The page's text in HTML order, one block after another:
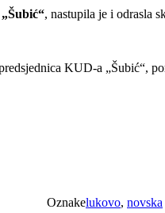
, nastupila je i odrasla
KUD-a „Šubić“,
Oznakelukovo, novska